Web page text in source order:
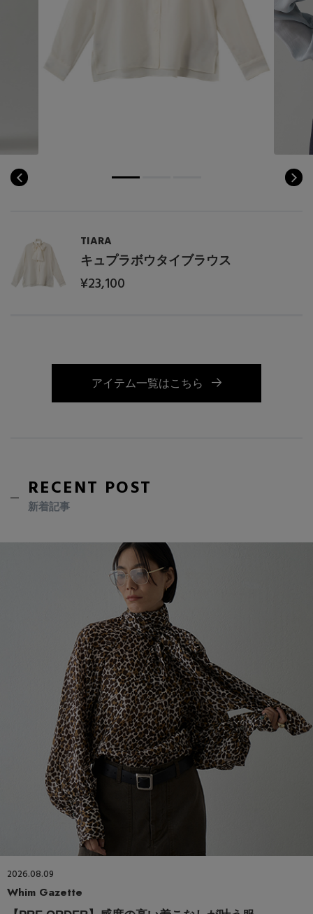
the Loop
TIARA
キュプラボウタイブラウス
¥23,100
アイテム一覧はこちら
RECENT POST
新着記事
2026.08.09
Whim Gazette